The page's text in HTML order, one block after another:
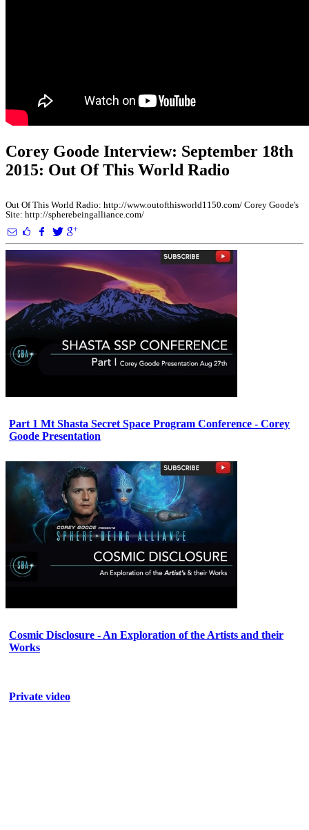
Corey Goode Interview: September 18th
2015: Out Of This World Radio
Out Of This World Radio: http://www.outofthisworld1150.com/ Corey Goode's
Site: http://spherebeingalliance.com/
Part 1 Mt Shasta Secret Space Program Conference - Corey
Goode Presentation
Cosmic Disclosure - An Exploration of the Artists and their
Works
Private video